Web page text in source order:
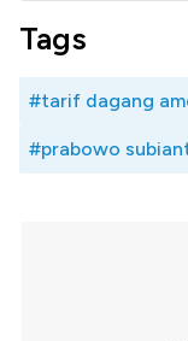
Tags
#tarif dagang
#prabowo